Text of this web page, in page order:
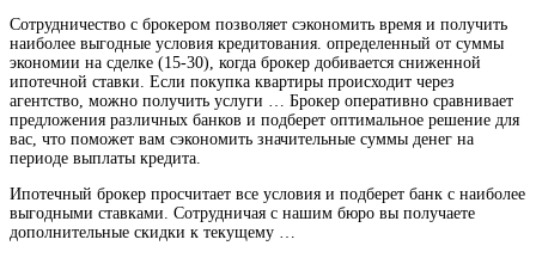
Сотрудничество с брокером позволяет сэкономить время и получить
наиболее выгодные условия кредитования. определенный от суммы
экономии на сделке (15-30), когда брокер добивается сниженной
ипотечной ставки. Если покупка квартиры происходит через
агентство, можно получить услуги … Брокер оперативно сравнивает
предложения различных банков и подберет оптимальное решение для
вас, что поможет вам сэкономить значительные суммы денег на
периоде выплаты кредита.
Ипотечный брокер просчитает все условия и подберет банк с наиболее
выгодными ставками. Сотрудничая с нашим бюро вы получаете
дополнительные скидки к текущему …